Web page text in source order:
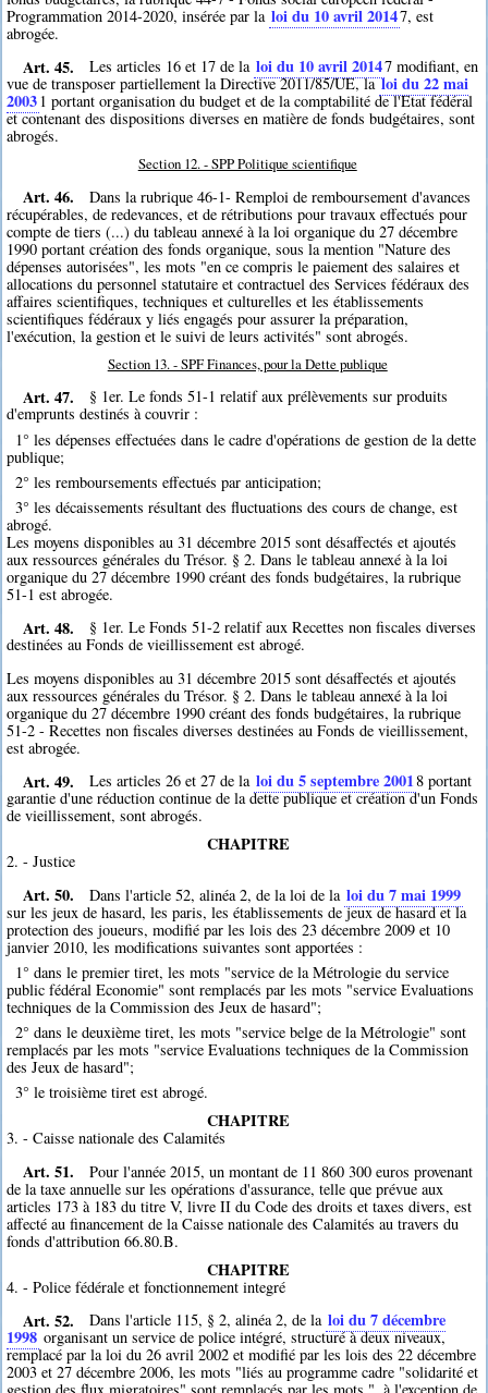
Programmation 2014-2020, insérée par la loi du 10 avril 20147, est
abrogée.
Art. 45. Les articles 16 et 17 de la loi du 10 avril 20147 modifiant, en
vue de transposer partiellement la Directive 2011/85/UE, laloi du 22 mai
2003 1 portant organisation du budget et de la comptabilité de l'Etat fédéral
et contenant des dispositions diverses en matière de fonds budgétaires, sont
abrogés.
Section 12. - SPP Politique scientifique
Art. 46.
Dans la rubrique 46-1- Remploi de remboursement d'avances
récupérables, de redevances, et de rétributions pour travaux effectués pour
compte de tiers (...) du tableau annexé à la loi organique du 27 décembre
1990 portant création des fonds organique, sous la mention "Nature des
dépenses autorisées", les mots "en ce compris le paiement des salaires et
allocations du personnel statutaire et contractuel des Services fédéraux des
affaires scientifiques, techniques et culturelles et les établissements
scientifiques fédéraux y liés engagés pour assurer la préparation,
l'exécution, la gestion et le suivi de leurs activités" sont abrogés.
Section 13. - SPF Finances, pour la Dette publique
Art. 47.
§ 1er. Le fonds 51-1 relatif aux prélèvements sur produits
d'emprunts destinés à couvrir :
1° les dépenses effectuées dans le cadre d'opérations de gestion de la dette
publique;
2° les remboursements effectués par anticipation;
3° les décaissements résultant des fluctuations des cours de change, est
abrogé.
Les moyens disponibles au 31 décembre 2015 sont désaffectés et ajoutés
aux ressources générales du Trésor. § 2. Dans le tableau annexé à la loi
organique du 27 décembre 1990 créant des fonds budgétaires, la rubrique
51-1 est abrogée.
Art. 48.
§ 1er. Le Fonds 51-2 relatif aux Recettes non fiscales diverses
destinées au Fonds de vieillissement est abrogé.
Les moyens disponibles au 31 décembre 2015 sont désaffectés et ajoutés
aux ressources générales du Trésor. § 2. Dans le tableau annexé à la loi
organique du 27 décembre 1990 créant des fonds budgétaires, la rubrique
51-2 - Recettes non fiscales diverses destinées au Fonds de vieillissement,
est abrogée.
Art. 49. Les articles 26 et 27 de la loi du 5 septembre 20018 portant
garantie d'une réduction continue de la dette publique et création d'un Fonds
de vieillissement, sont abrogés.
CHAPITRE
2. - Justice
Art. 50. Dans l'article 52, alinéa 2, de la loi de la loi du 7 mai 1999
sur les jeux de hasard, les paris, les établissements de jeux de hasard et la
protection des joueurs, modifié par les lois des 23 décembre 2009 et 10
janvier 2010, les modifications suivantes sont apportées :
1° dans le premier tiret, les mots "service de la Métrologie du service
public fédéral Economie" sont remplacés par les mots "service Evaluations
techniques de la Commission des Jeux de hasard";
2° dans le deuxième tiret, les mots "service belge de la Métrologie" sont
remplacés par les mots "service Evaluations techniques de la Commission
des Jeux de hasard";
3° le troisième tiret est abrogé.
CHAPITRE
3. - Caisse nationale des Calamités
Art. 51.
Pour l'année 2015, un montant de 11 860 300 euros provenant
de la taxe annuelle sur les opérations d'assurance, telle que prévue aux
articles 173 à 183 du titre V, livre II du Code des droits et taxes divers, est
affecté au financement de la Caisse nationale des Calamités au travers du
fonds d'attribution 66.80.B.
CHAPITRE
4. - Police fédérale et fonctionnement integré
Art. 52. Dans l'article 115, § 2, alinéa 2, de la loi du 7 décembre
1998 organisant un service de police intégré, structuré à deux niveaux,
remplacé par la loi du 26 avril 2002 et modifié par les lois des 22 décembre
2003 et 27 décembre 2006, les mots "liés au programme cadre "solidarité et